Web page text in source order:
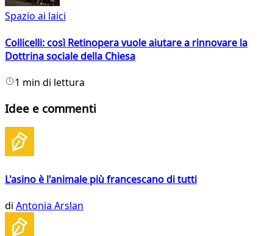
Spazio ai laici
Collicelli: così Retinopera vuole aiutare a rinnovare la
Dottrina sociale della Chiesa
1 min di lettura
Idee e commenti
L'asino è l'animale più francescano di tutti
di Antonia Arslan